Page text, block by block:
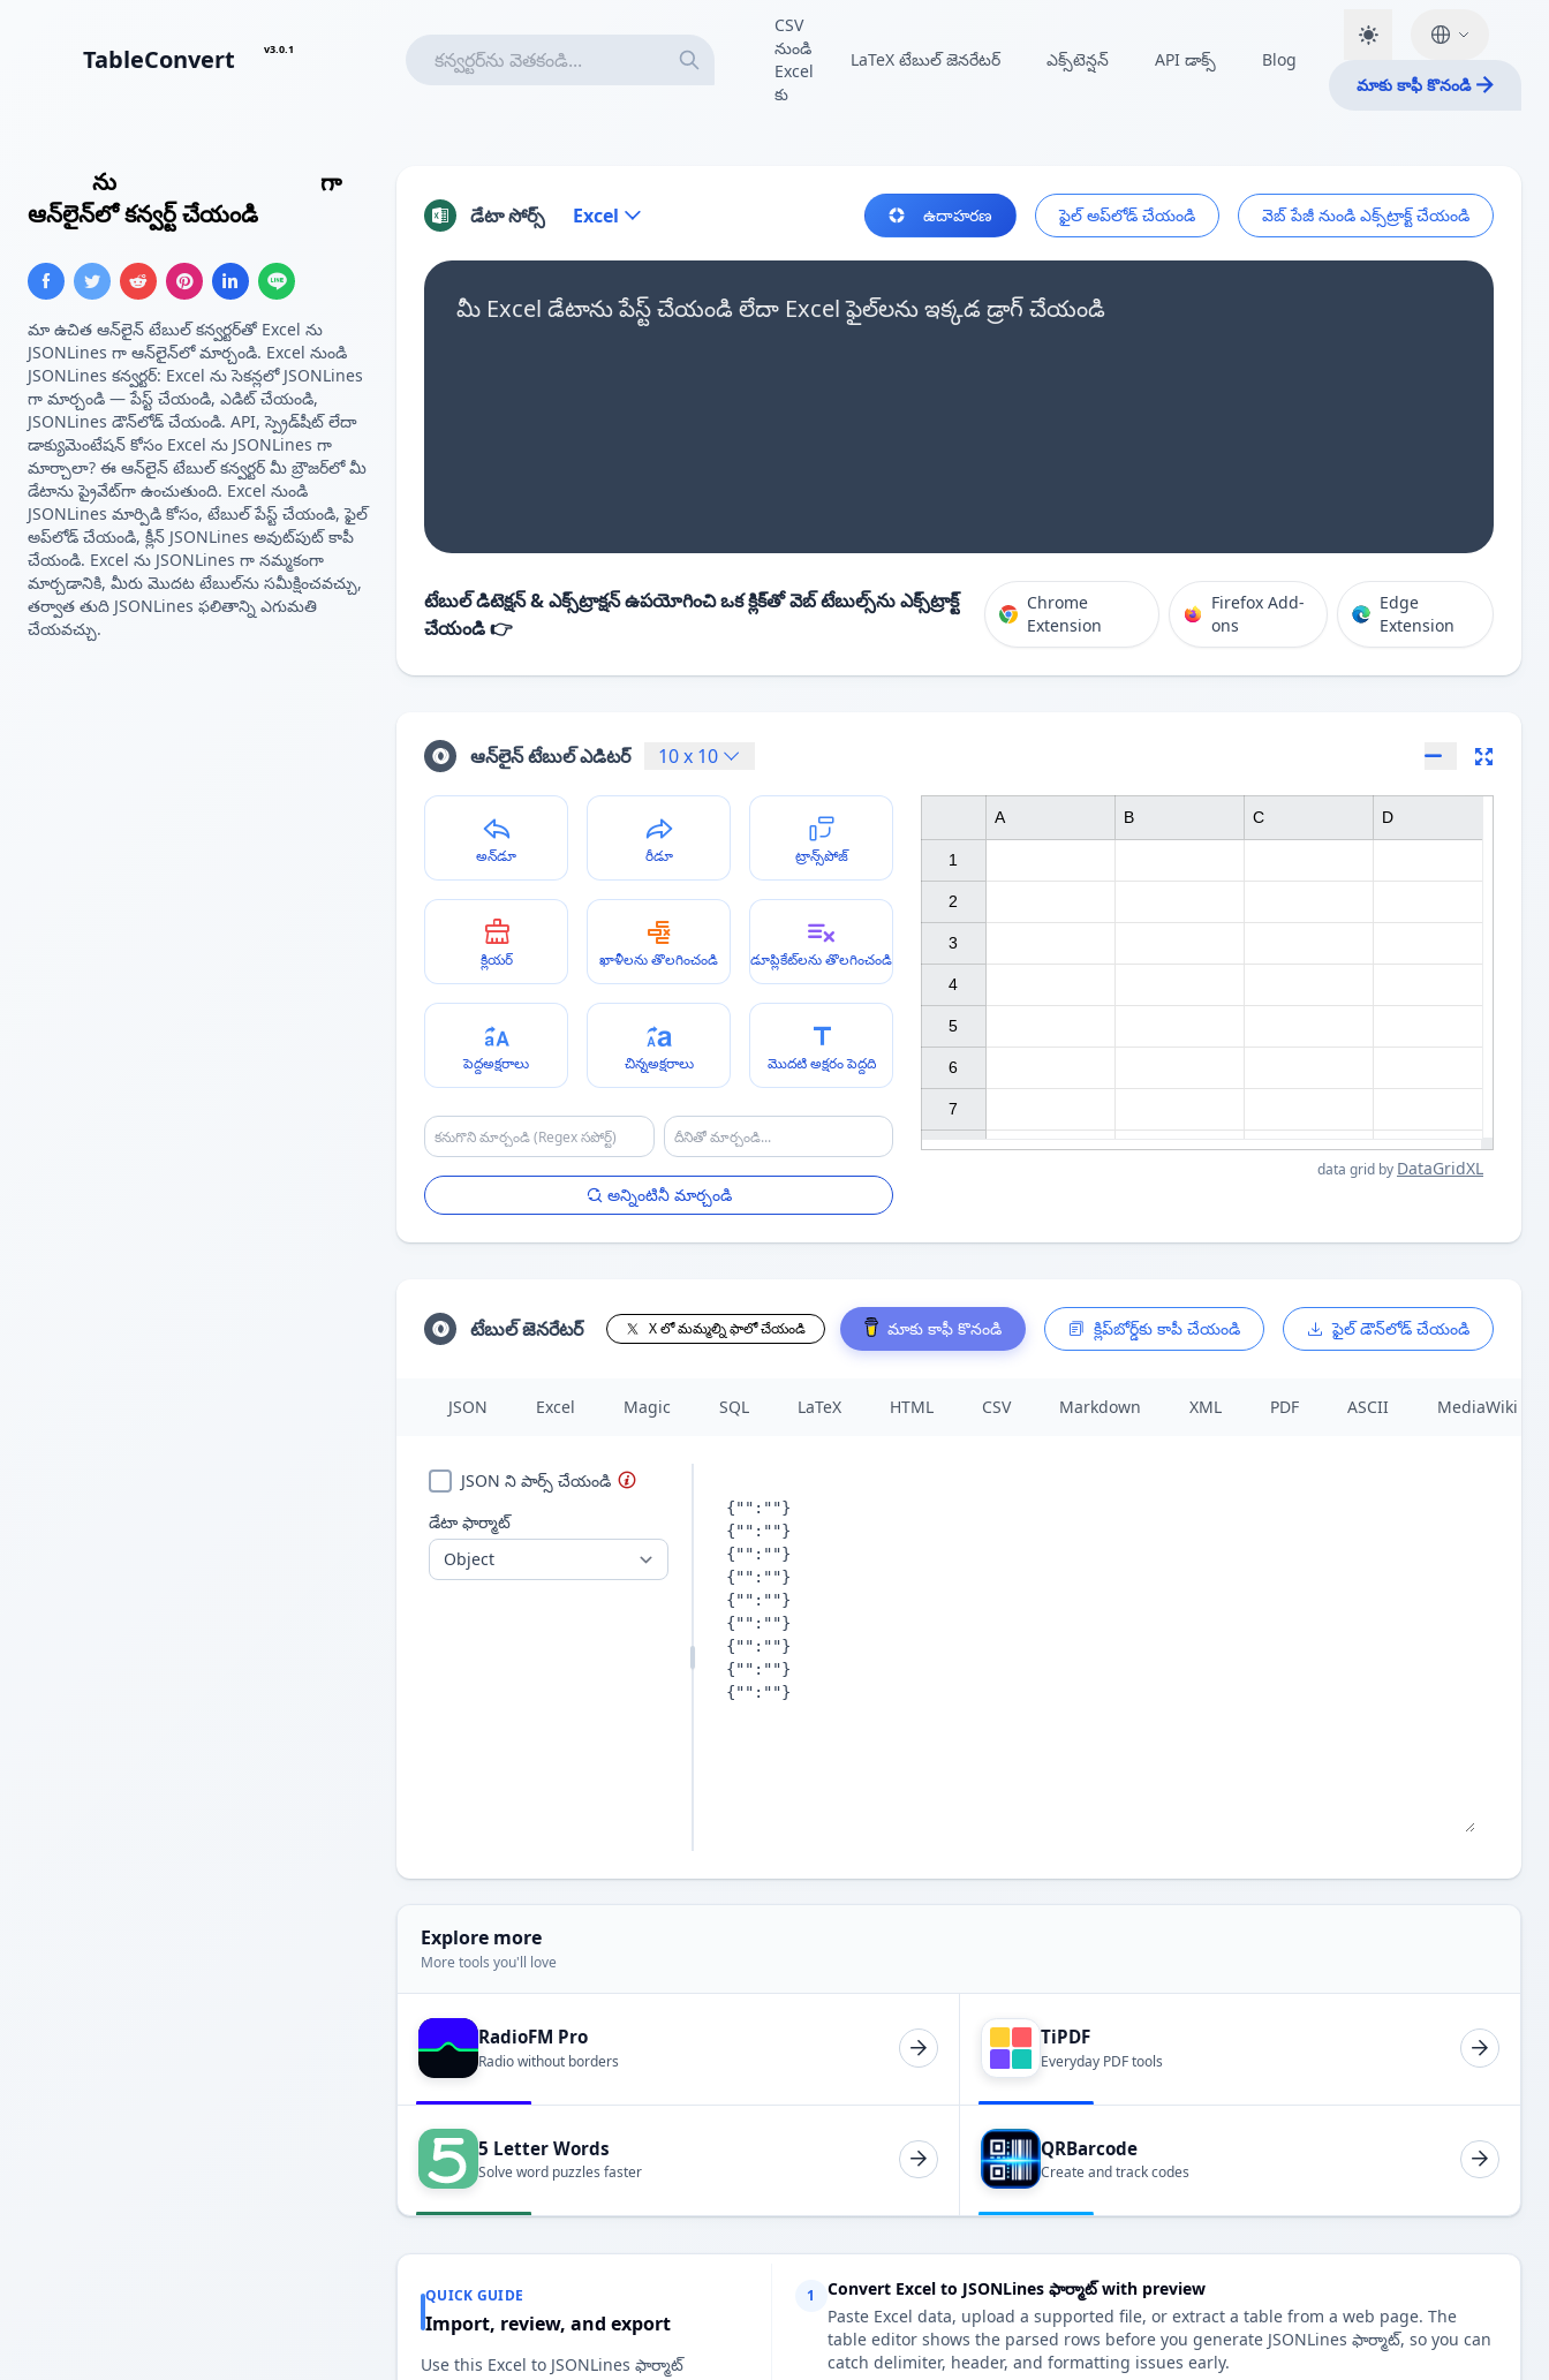
TableConvert v3.0.1
CSV
నుండి
Excel
కు
LaTeX టేబుల్ జెనరేటర్ ఎక్స్‌టెన్షన్ API డాక్స్
Blog
మాకు కాఫీ కొనండి
ను
గా
ఆన్‌లైన్‌లో కన్వర్ట్ చేయండి
మా ఉచిత ఆన్‌లైన్ టేబుల్ కన్వర్టర్‌తో Excel ను
JSONLines గా ఆన్‌లైన్‌లో మార్చండి. Excel నుండి
JSONLines కన్వర్టర్: Excel ను సెకన్లలో JSONLines
గా మార్చండి — పేస్ట్ చేయండి, ఎడిట్ చేయండి,
JSONLines డౌన్‌లోడ్ చేయండి. API, స్ప్రెడ్‌షీట్ లేదా
డాక్యుమెంటేషన్ కోసం Excel ను JSONLines గా
మార్చాలా? ఈ ఆన్‌లైన్ టేబుల్ కన్వర్టర్ మీ బ్రౌజర్‌లో మీ
డేటాను ప్రైవేట్‌గా ఉంచుతుంది. Excel నుండి
JSONLines మార్పిడి కోసం, టేబుల్ పేస్ట్ చేయండి, ఫైల్
అప్‌లోడ్ చేయండి, క్లీన్ JSONLines అవుట్‌పుట్ కాపీ
చేయండి. Excel ను JSONLines గా నమ్మకంగా
మార్చడానికి, మీరు మొదట టేబుల్‌ను సమీక్షించవచ్చు,
తర్వాత తుది JSONLines ఫలితాన్ని ఎగుమతి
చేయవచ్చు.
డేటా సోర్స్ Excel ఉదాహరణ ఫైల్ అప్‌లోడ్ చేయండి వెబ్ పేజీ నుండి ఎక్స్‌ట్రాక్ట్ చేయండి
మీ Excel డేటాను పేస్ట్ చేయండి లేదా Excel ఫైల్‌లను ఇక్కడ డ్రాగ్ చేయండి
టేబుల్ డిటెక్షన్ & ఎక్స్‌ట్రాక్షన్ ఉపయోగించి ఒక క్లిక్‌తో వెబ్ టేబుల్స్‌ను ఎక్స్‌ట్రాక్ట్
చేయండి 👉
Chrome
Extension
Firefox Add-
ons
Edge
Extension
ఆన్‌లైన్ టేబుల్ ఎడిటర్ 10x 10
అన్‌డూ రీడూ ట్రాన్స్‌పోజ్
క్లియర్ ఖాళీలను తొలగించండి డూప్లికేట్‌లను తొలగించండి
పెద్దఅక్షరాలు చిన్నఅక్షరాలు మొదటి అక్షరం పెద్దది
అన్నింటినీ మార్చండి
1
2
3
4
5
6
7
A B C D
data grid by DataGridXL
టేబుల్ జెనరేటర్ X లో మమ్మల్ని ఫాలో చేయండి మాకు కాఫీ కొనండి క్లిప్‌బోర్డ్‌కు కాపీ చేయండి ఫైల్ డౌన్‌లోడ్ చేయండి
JSON Excel Magic SQL LaTeX HTML CSV Markdown XML PDF ASCII MediaWiki
JSON ని పార్స్ చేయండి
డేటా ఫార్మాట్
Explore more
More tools you'll love
RadioFM Pro
Radio without borders
TiPDF
Everyday PDF tools
5 Letter Words
Solve word puzzles faster
QRBarcode
Create and track codes
QUICK GUIDE
Import, review, and export
Use this Excel to JSONLines ఫార్మాట్
1
Convert Excel to JSONLines ఫార్మాట్ with preview
Paste Excel data, upload a supported file, or extract a table from a web page. The
table editor shows the parsed rows before you generate JSONLines ఫార్మాట్, so you can
catch delimiter, header, and formatting issues early.